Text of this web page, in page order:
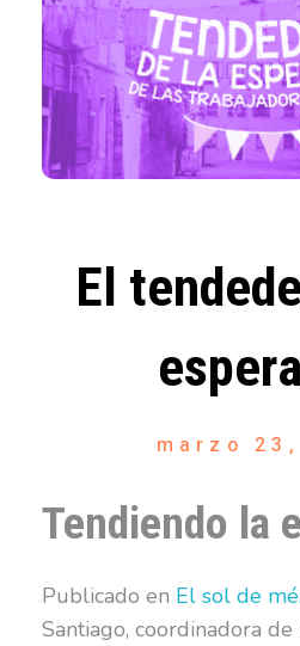
El
marzo
Tendiendo la
Publicado en El sol de
Santiago, coordinadora de